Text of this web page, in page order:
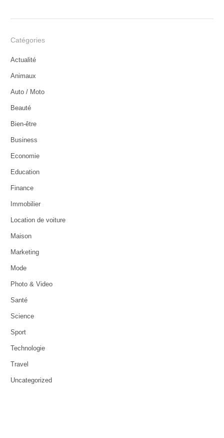
Catégories
Actualité
Animaux
Auto / Moto
Beauté
Bien-être
Business
Economie
Education
Finance
Immobilier
Location de voiture
Maison
Marketing
Mode
Photo & Video
Santé
Science
Sport
Technologie
Travel
Uncategorized